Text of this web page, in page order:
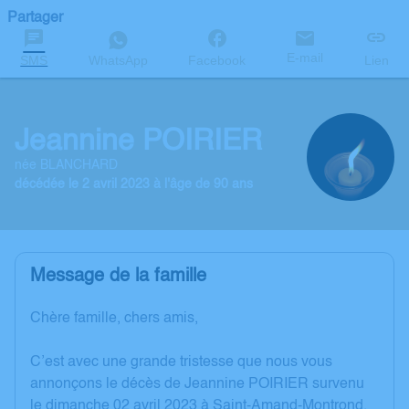
Partager
SMS WhatsApp Facebook E-mail Lien
Jeannine POIRIER
née BLANCHARD
décédée le 2 avril 2023 à l'âge de 90 ans
Message de la famille
Chère famille, chers amis,
C’est avec une grande tristesse que nous vous
annonçons le décès de Jeannine POIRIER survenu